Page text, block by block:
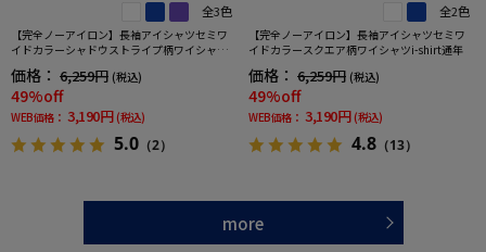
全3色
【完全ノーアイロン】長袖アイシャツセミワ
イドカラーシャドウストライプ柄ワイシャツi-
価格： 6,259円 (税込)
49%off
WEB価格： 3,190円 (税込)
5.0 （2）
全2色
【完全ノーアイロン】長袖アイシャツセミワ
イドカラースクエア柄ワイシャツi-shirt通年
価格： 6,259円 (税込)
49%off
WEB価格： 3,190円 (税込)
4.8 （13）
more